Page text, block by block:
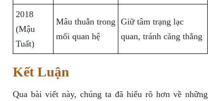
2018
(Mậu
Tuất)
Mâu thuẫn trong
mối quan hệ
Giữ tâm trạng lạc
quan, tránh căng thẳng
Kết Luận
Qua bài viết này, chúng ta đã hiểu rõ hơn về những